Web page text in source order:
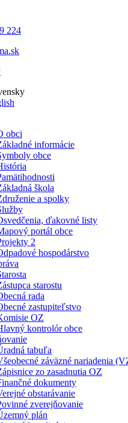
224
obci
informácie
obce
škola
a spolky
ďakovné listy
portál obce
2
hospodárstvo
starostu
rada
zastupiteľstvo
OZ
kontrolór obce
tabuľa
záväzné nariadenia
zo zasadnutia OZ
dokumenty
obstarávanie
zverejňovanie
plán